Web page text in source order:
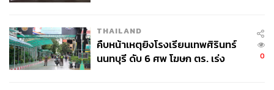
THAILAND
คืบหน้าเหตุยิงโรงเรียนเทพศิรินทร์
นนทบุรี ดับ 6 ศพ โฆษก ตร. เร่ง
0